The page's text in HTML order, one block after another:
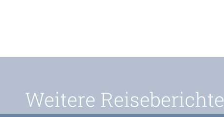
Weitere Reiseberichte